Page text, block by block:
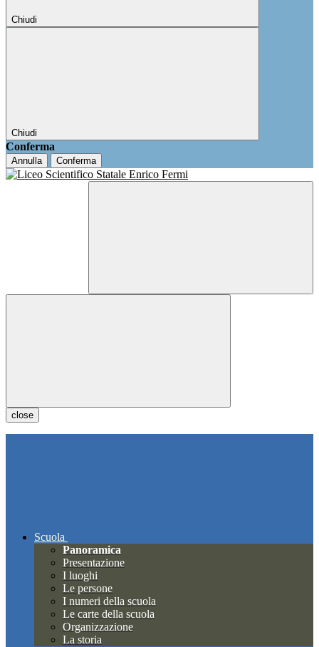
Chiudi
Chiudi
Conferma
Annulla Conferma
close
Scuola
Panoramica
Presentazione
I luoghi
Le persone
I numeri della scuola
Le carte della scuola
Organizzazione
La storia